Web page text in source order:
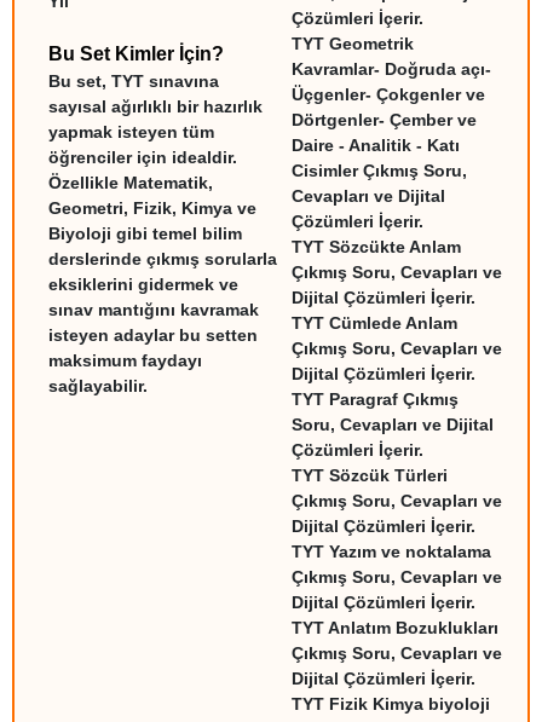
Bu Set Kimler İçin?
Bu set, TYT sınavına
sayısal ağırlıklı bir hazırlık
yapmak isteyen tüm
öğrenciler için idealdir.
Özellikle Matematik,
Geometri, Fizik, Kimya ve
Biyoloji gibi temel bilim
derslerinde çıkmış sorularla
eksiklerini gidermek ve
sınav mantığını kavramak
isteyen adaylar bu setten
maksimum faydayı
sağlayabilir.
Çözümleri İçerir.
TYT Geometrik
Kavramlar- Doğruda açı-
Üçgenler- Çokgenler ve
Dörtgenler- Çember ve
Daire - Analitik - Katı
Cisimler Çıkmış Soru,
Cevapları ve Dijital
Çözümleri İçerir.
TYT Sözcükte Anlam
Çıkmış Soru, Cevapları ve
Dijital Çözümleri İçerir.
TYT Cümlede Anlam
Çıkmış Soru, Cevapları ve
Dijital Çözümleri İçerir.
TYT Paragraf Çıkmış
Soru, Cevapları ve Dijital
Çözümleri İçerir.
TYT Sözcük Türleri
Çıkmış Soru, Cevapları ve
Dijital Çözümleri İçerir.
TYT Yazım ve noktalama
Çıkmış Soru, Cevapları ve
Dijital Çözümleri İçerir.
TYT Anlatım Bozuklukları
Çıkmış Soru, Cevapları ve
Dijital Çözümleri İçerir.
TYT Fizik Kimya biyoloji